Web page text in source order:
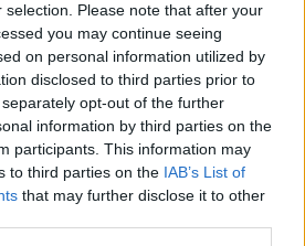
Please note that after your
you may continue seeing
on personal information utilized by
disclosed to third parties prior to
opt-out of the further
information by third parties on the
participants. This information may
to third parties on the IAB’s List of
that may further disclose it to other
plaisir musical :
apprenez la guitare chez
les MP3 sur
les MP3 ou trouver le CD sur
des CD sur
de musique ou une partition au